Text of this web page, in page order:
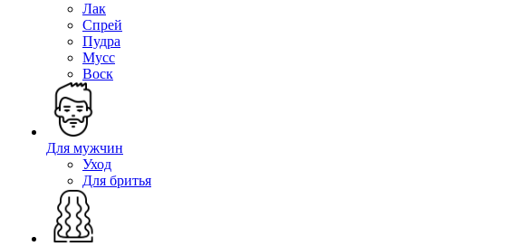
Лак
Спрей
Пудра
Мусс
Воск
Для мужчин
Уход
Для бритья